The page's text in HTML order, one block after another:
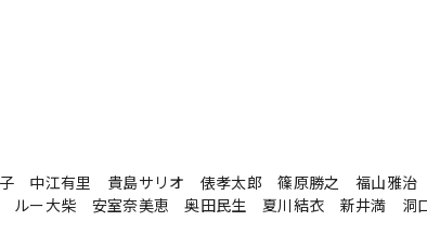
中江有里 貴島サリオ 俵孝太郎 篠原勝之 福山雅
ー大柴 安室奈美恵 奥田民生 夏川結衣 新井満 洞